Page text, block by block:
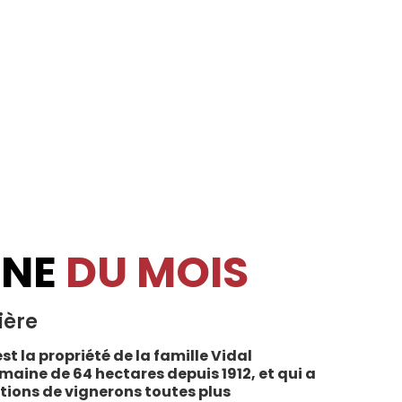
DU MOIS
la propriété de la famille Vidal
de 64 hectares depuis 1912, et qui a
de vignerons toutes plus